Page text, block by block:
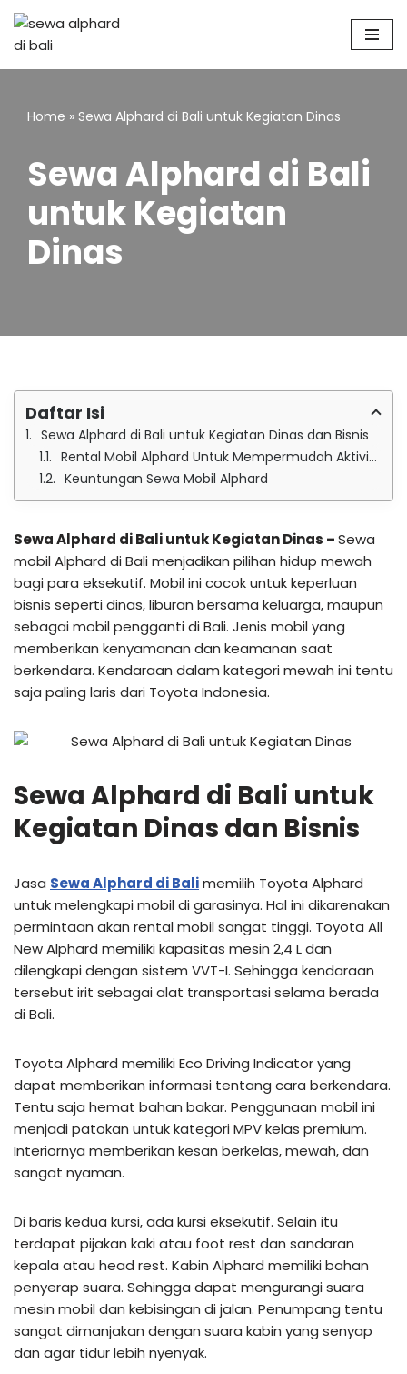
Skip
to
Home » Sewa Alphard di Bali untuk Kegiatan Dinas
Sewa Alphard di Bali
untuk Kegiatan
Dinas
Daftar Isi
Sewa Alphard di Bali untuk Kegiatan Dinas dan Bisnis
Rental Mobil Alphard Untuk Mempermudah Aktivitas dan Pekerjaan Anda
Keuntungan Sewa Mobil Alphard
Sewa Alphard di Bali untuk Kegiatan Dinas –Sewa
mobil Alphard di Bali menjadikan pilihan hidup mewah
bagi para eksekutif. Mobil ini cocok untuk keperluan
bisnis seperti dinas, liburan bersama keluarga, maupun
sebagai mobil pengganti di Bali. Jenis mobil yang
memberikan kenyamanan dan keamanan saat
berkendara. Kendaraan dalam kategori mewah ini tentu
saja paling laris dari Toyota Indonesia.
Sewa Alphard di Bali untuk
Kegiatan Dinas dan Bisnis
Jasa Sewa Alphard di Balimemilih Toyota Alphard
untuk melengkapi mobil di garasinya. Hal ini dikarenakan
permintaan akan rental mobil sangat tinggi. Toyota All
New Alphard memiliki kapasitas mesin 2,4 L dan
dilengkapi dengan sistem VVT-I. Sehingga kendaraan
tersebut irit sebagai alat transportasi selama berada
di Bali.
Toyota Alphard memiliki Eco Driving Indicator yang
dapat memberikan informasi tentang cara berkendara.
Tentu saja hemat bahan bakar. Penggunaan mobil ini
menjadi patokan untuk kategori MPV kelas premium.
Interiornya memberikan kesan berkelas, mewah, dan
sangat nyaman.
Di baris kedua kursi, ada kursi eksekutif. Selain itu
terdapat pijakan kaki atau foot rest dan sandaran
kepala atau head rest. Kabin Alphard memiliki bahan
penyerap suara. Sehingga dapat mengurangi suara
mesin mobil dan kebisingan di jalan. Penumpang tentu
sangat dimanjakan dengan suara kabin yang senyap
dan agar tidur lebih nyenyak.